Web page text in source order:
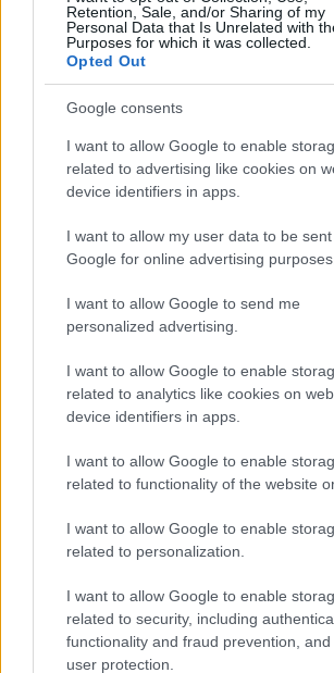
Retention, Sale, and/or Sharing of my
Personal Data that Is Unrelated with
Purposes for which it was collected.
Opted Out
Google consents
I want to allow Google to enable
related to advertising like cookies on
device identifiers in apps.
I want to allow my user data to be
Google for online advertising purposes.
I want to allow Google to send me
personalized advertising.
I want to allow Google to enable
related to analytics like cookies on
device identifiers in apps.
I want to allow Google to enable
related to functionality of the website
I want to allow Google to enable
related to personalization.
I want to allow Google to enable
related to security, including
functionality and fraud prevention,
user protection.